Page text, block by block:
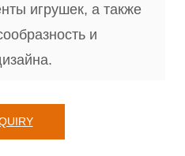
игрушек, а также
и